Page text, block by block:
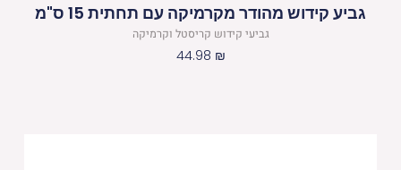
גביע קידוש מהודר מקרמיקה עם תחתית 15 ס"מ
גביעי קידוש קריסטל וקרמיקה
44.98 ₪